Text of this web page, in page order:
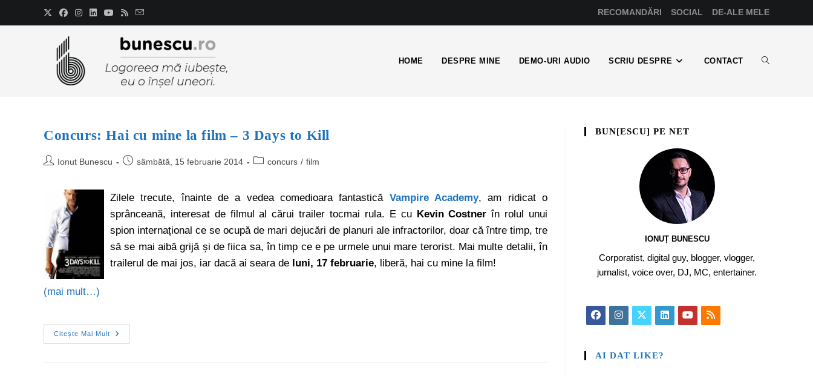
RECOMANDĂRI SOCIAL DE-ALE MELE
HOME DESPRE MINE DEMO-URI AUDIO SCRIU DESPRE CONTACT
Concurs: Hai cu mine la film – 3 Days to Kill
Ionut Bunescu sâmbătă, 15 februarie 2014 concurs / film
Zilele trecute, înainte de a vedea comedioara fantastică Vampire Academy, am ridicat o
sprânceană, interesat de filmul al cărui trailer tocmai rula. E cu Kevin Costner în rolul unui
spion internațional ce se ocupă de mari dejucări de planuri ale infractorilor, doar că între timp, tre
să se mai aibă grijă și de fiica sa, în timp ce e pe urmele unui mare terorist. Mai multe detalii, în
trailerul de mai jos, iar dacă ai seara de luni, 17 februarie, liberă, hai cu mine la film!
(mai mult…)
Citește Mai Mult
BUN[ESCU] PE NET
IONUȚ BUNESCU
Corporatist, digital guy, blogger, vlogger,
jurnalist, voice over, DJ, MC, entertainer.
AI DAT LIKE?